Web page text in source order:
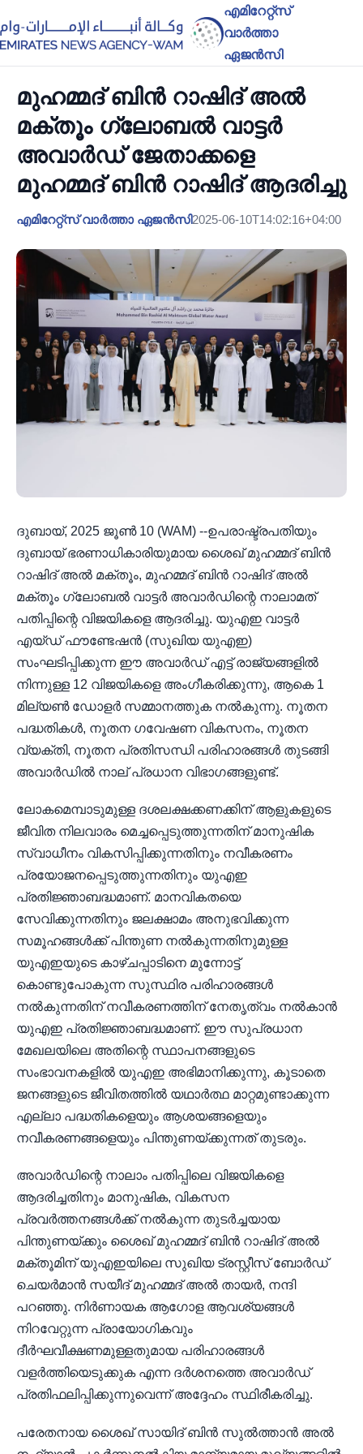
എമിറേറ്റ്സ്
വാർത്താ
ഏജൻസി
മുഹമ്മദ് ബിൻ റാഷിദ് അൽ
മക്തൂം ഗ്ലോബൽ വാട്ടർ
അവാർഡ് ജേതാക്കളെ
മുഹമ്മദ് ബിൻ റാഷിദ് ആദരിച്ചു
എമിറേറ്റ്സ് വാർത്താ ഏജൻസി2025-06-10T14:02:16+04:00
ദുബായ്, 2025 ജൂൺ 10 (WAM) --ഉപരാഷ്ട്രപതിയും
ദുബായ് ഭരണാധികാരിയുമായ ശൈഖ് മുഹമ്മദ് ബിൻ
റാഷിദ് അൽ മക്തൂം, മുഹമ്മദ് ബിൻ റാഷിദ് അൽ
മക്തൂം ഗ്ലോബൽ വാട്ടർ അവാർഡിന്റെ നാലാമത്
പതിപ്പിന്റെ വിജയികളെ ആദരിച്ചു. യുഎഇ വാട്ടർ
എയ്ഡ് ഫൗണ്ടേഷൻ (സുഖിയ യുഎഇ)
സംഘടിപ്പിക്കുന്ന ഈ അവാർഡ് എട്ട് രാജ്യങ്ങളിൽ
നിന്നുള്ള 12 വിജയികളെ അംഗീകരിക്കുന്നു, ആകെ 1
മില്യൺ ഡോളർ സമ്മാനത്തുക നൽകുന്നു. നൂതന
പദ്ധതികൾ, നൂതന ഗവേഷണ വികസനം, നൂതന
വ്യക്തി, നൂതന പ്രതിസന്ധി പരിഹാരങ്ങൾ തുടങ്ങി
അവാർഡിൽ നാല് പ്രധാന വിഭാഗങ്ങളുണ്ട്.
ലോകമെമ്പാടുമുള്ള ദശലക്ഷക്കണക്കിന് ആളുകളുടെ
ജീവിത നിലവാരം മെച്ചപ്പെടുത്തുന്നതിന് മാനുഷിക
സ്വാധീനം വികസിപ്പിക്കുന്നതിനും നവീകരണം
പ്രയോജനപ്പെടുത്തുന്നതിനും യുഎഇ
പ്രതിജ്ഞാബദ്ധമാണ്. മാനവികതയെ
സേവിക്കുന്നതിനും ജലക്ഷാമം അനുഭവിക്കുന്ന
സമൂഹങ്ങൾക്ക് പിന്തുണ നൽകുന്നതിനുമുള്ള
യുഎഇയുടെ കാഴ്ചപ്പാടിനെ മുന്നോട്ട്
കൊണ്ടുപോകുന്ന സുസ്ഥിര പരിഹാരങ്ങൾ
നൽകുന്നതിന് നവീകരണത്തിന് നേതൃത്വം നൽകാൻ
യുഎഇ പ്രതിജ്ഞാബദ്ധമാണ്. ഈ സുപ്രധാന
മേഖലയിലെ അതിന്റെ സ്ഥാപനങ്ങളുടെ
സംഭാവനകളിൽ യുഎഇ അഭിമാനിക്കുന്നു, കൂടാതെ
ജനങ്ങളുടെ ജീവിതത്തിൽ യഥാർത്ഥ മാറ്റമുണ്ടാക്കുന്ന
എല്ലാ പദ്ധതികളെയും ആശയങ്ങളെയും
നവീകരണങ്ങളെയും പിന്തുണയ്ക്കുന്നത് തുടരും.
അവാർഡിന്റെ നാലാം പതിപ്പിലെ വിജയികളെ
ആദരിച്ചതിനും മാനുഷിക, വികസന
പ്രവർത്തനങ്ങൾക്ക് നൽകുന്ന തുടർച്ചയായ
പിന്തുണയ്ക്കും ശൈഖ് മുഹമ്മദ് ബിൻ റാഷിദ് അൽ
മക്തൂമിന് യുഎഇയിലെ സുഖിയ ട്രസ്റ്റീസ് ബോർഡ്
ചെയർമാൻ സയീദ് മുഹമ്മദ് അൽ തായർ, നന്ദി
പറഞ്ഞു. നിർണായക ആഗോള ആവശ്യങ്ങൾ
നിറവേറ്റുന്ന പ്രായോഗികവും
ദീർഘവീക്ഷണമുള്ളതുമായ പരിഹാരങ്ങൾ
വളർത്തിയെടുക്കുക എന്ന ദർശനത്തെ അവാർഡ്
പ്രതിഫലിപ്പിക്കുന്നുവെന്ന് അദ്ദേഹം സ്ഥിരീകരിച്ചു.
പരേതനായ ശൈഖ് സായിദ് ബിൻ സുൽത്താൻ അൽ